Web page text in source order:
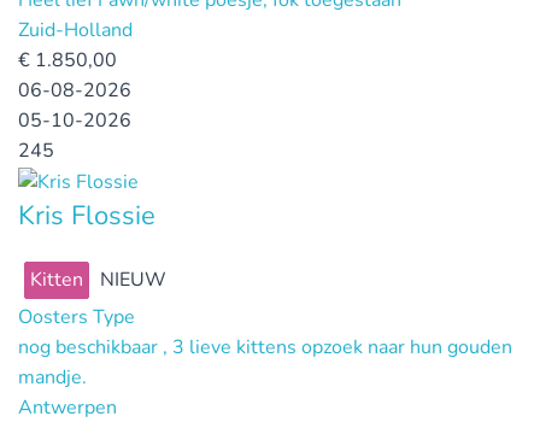
Zuid-Holland
€ 1.850,00
06-08-2026
05-10-2026
245
Kris Flossie
Kitten
NIEUW
Oosters Type
nog beschikbaar , 3 lieve kittens opzoek naar hun gouden
mandje.
Antwerpen